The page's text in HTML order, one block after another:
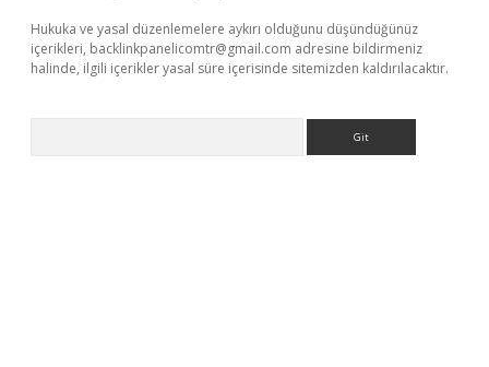
Hukuka ve yasal düzenlemelere aykırı olduğunu düşündüğünüz
içerikleri, backlinkpanelicomtr@gmail.com adresine bildirmeniz
halinde, ilgili içerikler yasal süre içerisinde sitemizden kaldırılacaktır.